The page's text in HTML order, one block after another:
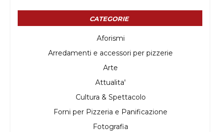
CATEGORIE
Aforismi
Arredamenti e accessori per pizzerie
Arte
Attualita'
Cultura & Spettacolo
Forni per Pizzeria e Panificazione
Fotografia